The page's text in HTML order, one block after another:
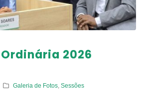
Ordinária 2026
Galeria de Fotos ,Sessões